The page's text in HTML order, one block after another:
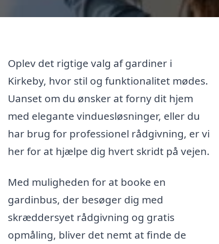
Oplev det rigtige valg af gardiner i
Kirkeby, hvor stil og funktionalitet mødes.
Uanset om du ønsker at forny dit hjem
med elegante vinduesløsninger, eller du
har brug for professionel rådgivning, er vi
her for at hjælpe dig hvert skridt på vejen.
Med muligheden for at booke en
gardinbus, der besøger dig med
skræddersyet rådgivning og gratis
opmåling, bliver det nemt at finde de